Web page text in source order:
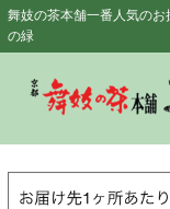
舞妓の茶本舗一番人気のお
の緑